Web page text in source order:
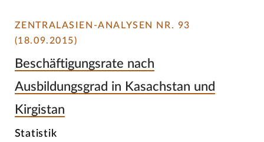
ZENTRALASIEN-ANALYSEN NR. 93
(18.09.2015)
Beschäftigungsrate nach
Ausbildungsgrad in Kasachstan und
Kirgistan
Statistik